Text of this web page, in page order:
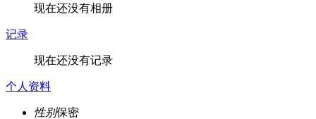
现在还没有相册
记录
现在还没有记录
个人资料
性别保密